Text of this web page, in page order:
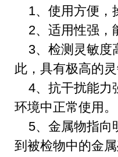
1、使用方便，
2、适用性强，
3、检测灵敏度
此，具有极高的
4、抗干扰能力
环境中正常使用。
5、金属物指向
到被检物中的金